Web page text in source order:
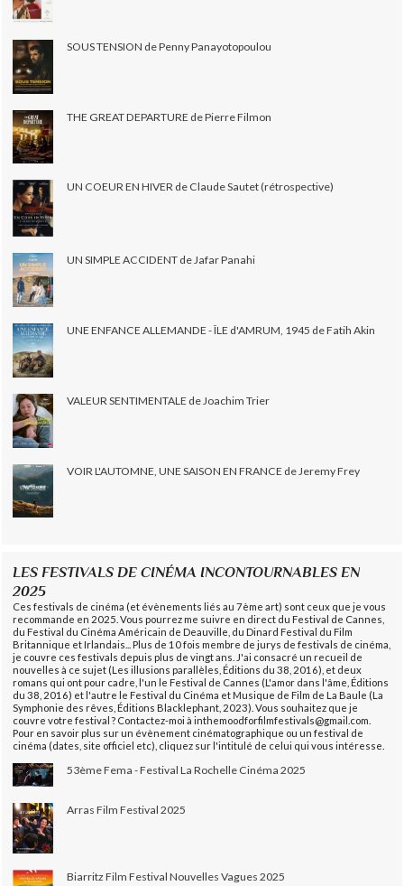
SOUS TENSION de Penny Panayotopoulou
THE GREAT DEPARTURE de Pierre Filmon
UN COEUR EN HIVER de Claude Sautet (rétrospective)
UN SIMPLE ACCIDENT de Jafar Panahi
UNE ENFANCE ALLEMANDE - ÎLE d'AMRUM, 1945 de Fatih Akin
VALEUR SENTIMENTALE de Joachim Trier
VOIR L'AUTOMNE, UNE SAISON EN FRANCE de Jeremy Frey
LES FESTIVALS DE CINÉMA INCONTOURNABLES EN
2025
Ces festivals de cinéma (et évènements liés au 7ème art) sont ceux que je vous
recommande en 2025. Vous pourrez me suivre en direct du Festival de Cannes,
du Festival du Cinéma Américain de Deauville, du Dinard Festival du Film
Britannique et Irlandais... Plus de 10 fois membre de jurys de festivals de cinéma,
je couvre ces festivals depuis plus de vingt ans. J'ai consacré un recueil de
nouvelles à ce sujet (Les illusions parallèles, Éditions du 38, 2016), et deux
romans qui ont pour cadre, l'un le Festival de Cannes (L'amor dans l'âme, Éditions
du 38, 2016) et l'autre le Festival du Cinéma et Musique de Film de La Baule (La
Symphonie des rêves, Éditions Blacklephant, 2023). Vous souhaitez que je
couvre votre festival ? Contactez-moi à inthemoodforfilmfestivals@gmail.com.
Pour en savoir plus sur un évènement cinématographique ou un festival de
cinéma (dates, site officiel etc), cliquez sur l'intitulé de celui qui vous intéresse.
53ème Fema - Festival La Rochelle Cinéma 2025
Arras Film Festival 2025
Biarritz Film Festival Nouvelles Vagues 2025